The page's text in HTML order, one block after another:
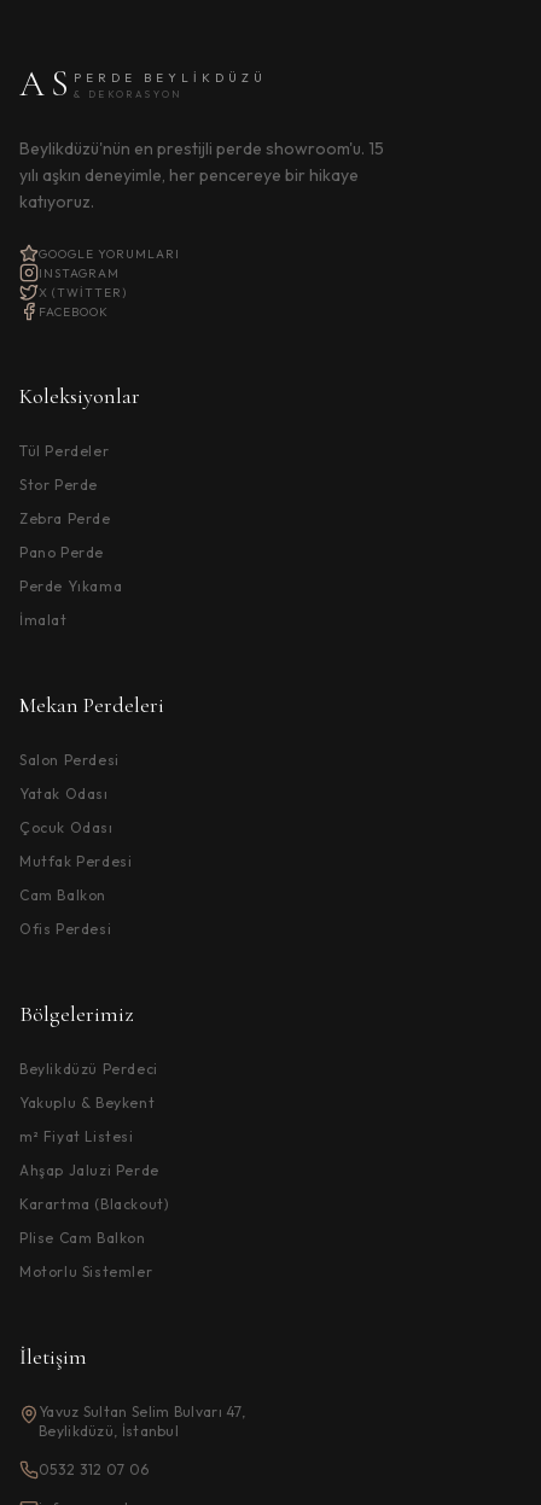
AS PERDE BEYLIKDÜZÜ
& DEKORASYON
Beylikdüzü'nün en prestijli perde showroom'u. 15
yılı aşkın deneyimle, her pencereye bir hikaye
katıyoruz.
GOOGLE YORUMLARI
INSTAGRAM
X (TWITTER)
FACEBOOK
Koleksiyonlar
Tül Perdeler
Stor Perde
Zebra Perde
Pano Perde
Perde Yıkama
İmalat
Mekan Perdeleri
Salon Perdesi
Yatak Odası
Çocuk Odası
Mutfak Perdesi
Cam Balkon
Ofis Perdesi
Bölgelerimiz
Beylikdüzü Perdeci
Yakuplu & Beykent
m² Fiyat Listesi
Ahşap Jaluzi Perde
Karartma (Blackout)
Plise Cam Balkon
Motorlu Sistemler
İletişim
Yavuz Sultan Selim Bulvarı 47,
Beylikdüzü, İstanbul
0532 312 07 06